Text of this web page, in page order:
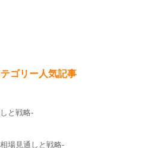
ゴリー人気記事
と戦略-
場見通しと戦略-